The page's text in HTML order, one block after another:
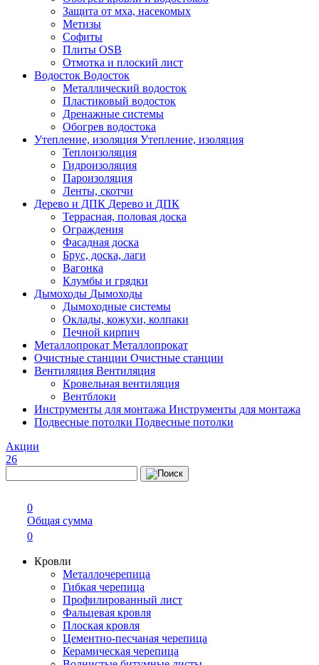
Защита от мха, насекомых
Метизы
Софиты
Плиты OSB
Отмотка и плоский лист
Водосток Водосток
Металлический водосток
Пластиковый водосток
Дренажные системы
Обогрев водостока
Утепление, изоляция Утепление, изоляция
Теплоизоляция
Гидроизоляция
Пароизоляция
Ленты, скотчи
Дерево и ДПК Дерево и ДПК
Террасная, половая доска
Ограждения
Фасадная доска
Брус, доска, лаги
Вагонка
Клумбы и грядки
Дымоходы Дымоходы
Дымоходные системы
Оклады, кожухи, колпаки
Печной кирпич
Металлопрокат Металлопрокат
Очистные станции Очистные станции
Вентиляция Вентиляция
Кровельная вентиляция
Вентблоки
Инструменты для монтажа Инструменты для монтажа
Подвесные потолки Подвесные потолки
Акции
26
0
Общая сумма
0
Кровли
Металлочерепица
Гибкая черепица
Профилированный лист
Фальцевая кровля
Плоская кровля
Цементно-песчаная черепица
Керамическая черепица